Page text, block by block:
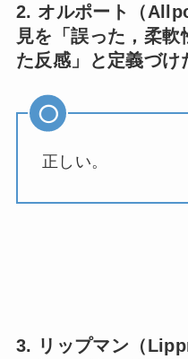
2. オルポート（
見を「誤った，柔
た反感」と定義づけ
正しい。
3. リップマン（